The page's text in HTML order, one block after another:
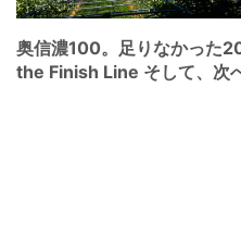
奥信濃100。足りなかった
the Finish Line そして、次